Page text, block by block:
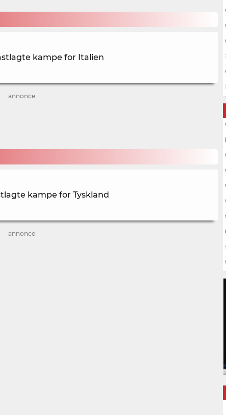
kampe for Italien
annonce
kampe for Tyskland
annonce